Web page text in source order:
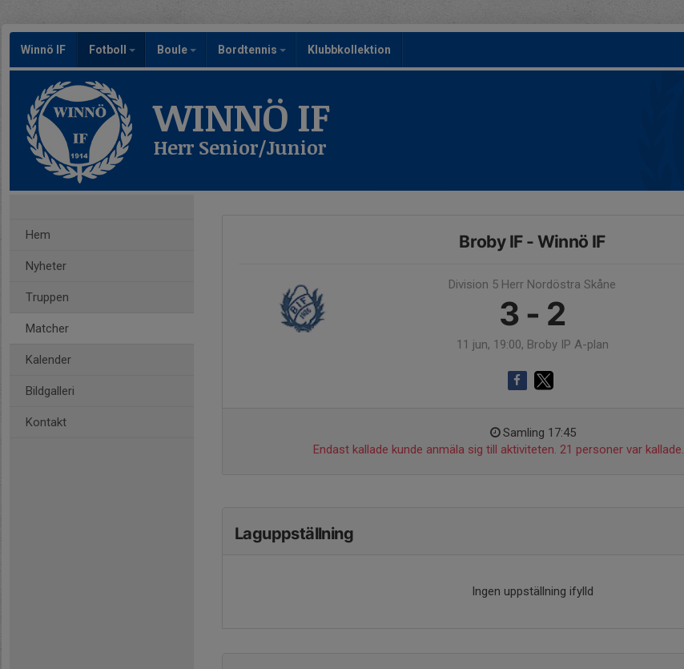
Winnö IF Fotboll Boule Bordtennis Klubbkollektion
WINNÖ IF
Herr Senior/Junior
Hem
Nyheter
Truppen
Matcher
Kalender
Bildgalleri
Kontakt
Broby IF - Winnö IF
Division 5 Herr Nordöstra Skåne
3 - 2
11 jun, 19:00, Broby IP A-plan
Samling 17:45
Endast kallade kunde anmäla sig till aktiviteten. 21 personer var kallade.
Laguppställning
Ingen uppställning ifylld